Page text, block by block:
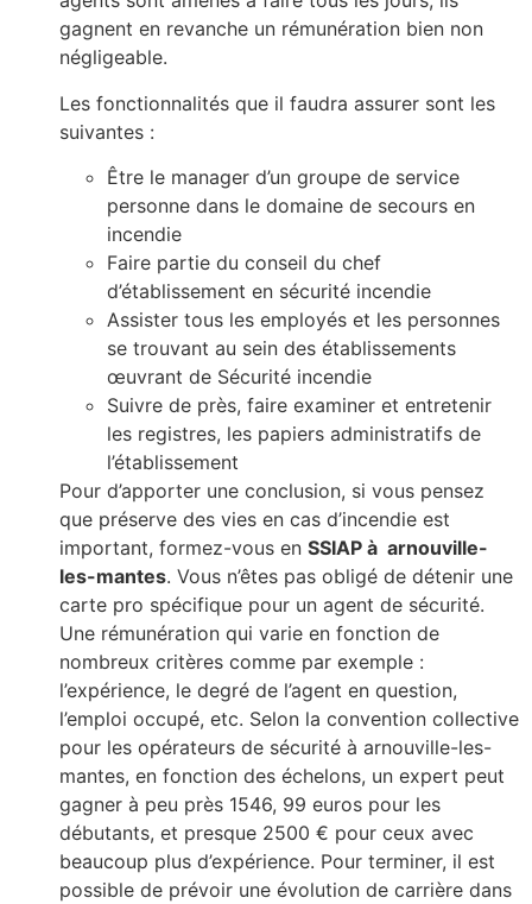
gagnent en revanche un rémunération bien non
négligeable.
Les fonctionnalités que il faudra assurer sont les
suivantes :
Être le manager d’un groupe de service
personne dans le domaine de secours en
incendie
Faire partie du conseil du chef
d’établissement en sécurité incendie
Assister tous les employés et les personnes
se trouvant au sein des établissements
œuvrant de Sécurité incendie
Suivre de près, faire examiner et entretenir
les registres, les papiers administratifs de
l’établissement
Pour d’apporter une conclusion, si vous pensez
que préserve des vies en cas d’incendie est
important, formez-vous en SSIAP à arnouville-
les-mantes. Vous n’êtes pas obligé de détenir une
carte pro spécifique pour un agent de sécurité.
Une rémunération qui varie en fonction de
nombreux critères comme par exemple :
l’expérience, le degré de l’agent en question,
l’emploi occupé, etc. Selon la convention collective
pour les opérateurs de sécurité à arnouville-les-
mantes, en fonction des échelons, un expert peut
gagner à peu près 1546, 99 euros pour les
débutants, et presque 2500 € pour ceux avec
beaucoup plus d’expérience. Pour terminer, il est
possible de prévoir une évolution de carrière dans